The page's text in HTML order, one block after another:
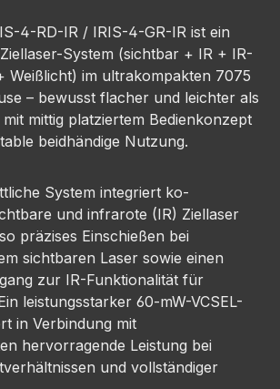
4-RD-IR / IRIS-4-GR-IR ist ein
System (sichtbar + IR + IR-
Weißlicht) im ultrakompakten 7075
– bewusst flacher und leichter als
mittig platziertem Bedienkonzept
beidhändige Nutzung.
System integriert ko-
und infrarote (IR) Ziellaser
präzises Einschießen bei
sichtbaren Laser sowie einen
zur IR-Funktionalität für
leistungsstarker 60-mW-VCSEL-
in Verbindung mit
hervorragende Leistung bei
und vollständiger